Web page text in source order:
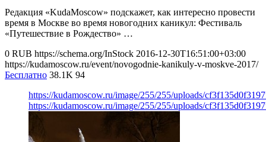
Редакция «KudaMoscow» подскажет, как интересно провести
время в Москве во время новогодних каникул: Фестиваль
«Путешествие в Рождество» …
0 RUB https://schema.org/InStock 2016-12-30T16:51:00+03:00
https://kudamoscow.ru/event/novogodnie-kanikuly-v-moskve-2017/
Бесплатно 38.1K 94
https://kudamoscow.ru/image/255/255/uploads/
https://kudamoscow.ru/image/255/255/uploads/